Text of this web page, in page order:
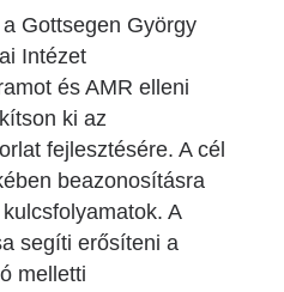
Gottsegen György
Intézet
és AMR elleni
ki az
fejlesztésére. A cél
beazonosításra
A
segíti erősíteni a
melletti